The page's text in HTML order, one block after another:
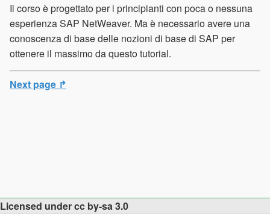
Il corso è progettato per i principianti con poca o nessuna
esperienza SAP NetWeaver. Ma è necessario avere una
conoscenza di base delle nozioni di base di SAP per
ottenere il massimo da questo tutorial.
Next page ↱
Licensed under cc by-sa 3.0